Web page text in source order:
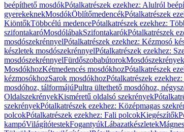
beépíthető mosdókPótalkatrészek ezekhez: Alulról
gyerekeknekMosdókÖblítőmedencékPótalkatrészek
KiöntőkTöbbcélú medencePótalkatrészek ezekhez:
szifontakaróMosdólábakSzifontakarókPótalkatrészek
mosdószekrénnyelPótalkatrészek ezekhez: Kézmosó
készletek mosdószekrénnyelPótalkatrészek ezekhez:
mosdószekrénnyelFürdőszobabútorokMosdószekrények
MosdókhozKétmedencés mosdókhozPótalkatrészek
kézmosókhozSarok mosdókhozPótalkatrészek
mosdóhoz, tálformájúPultra ültethető mosdóhoz,
OldalszekrényekKisméretű oldalsó szekrények
szekrényekPótalkatrészek ezekhez: Középmagas
polcokPótalkatrészek ezekhez: Fali polcokKiegészítők
kampóVilágítótestekFogantyúkLábazatkészletek